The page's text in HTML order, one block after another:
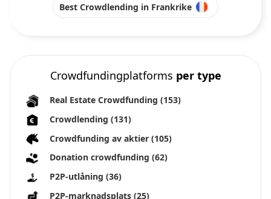
Best Crowdlending in Frankrike
Crowdfundingplatforms per type
Real Estate Crowdfunding (153)
Crowdlending (131)
Crowdfunding av aktier (105)
Donation crowdfunding (62)
P2P-utlåning (36)
P2P-marknadsplats (25)